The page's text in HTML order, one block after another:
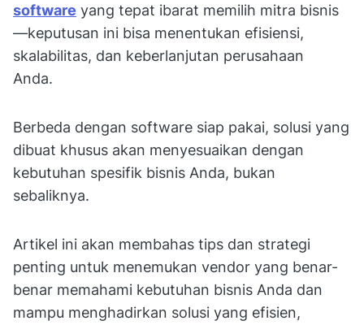
software yang tepat ibarat memilih mitra bisnis
—keputusan ini bisa menentukan efisiensi,
skalabilitas, dan keberlanjutan perusahaan
Anda.
Berbeda dengan software siap pakai, solusi yang
dibuat khusus akan menyesuaikan dengan
kebutuhan spesifik bisnis Anda, bukan
sebaliknya.
Artikel ini akan membahas tips dan strategi
penting untuk menemukan vendor yang benar-
benar memahami kebutuhan bisnis Anda dan
mampu menghadirkan solusi yang efisien,